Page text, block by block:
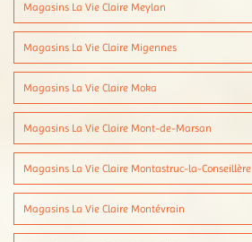
Magasins La Vie Claire Meylan
Magasins La Vie Claire Migennes
Magasins La Vie Claire Moka
Magasins La Vie Claire Mont-de-Marsan
Magasins La Vie Claire Montastruc-la-Conseillère
Magasins La Vie Claire Montévrain